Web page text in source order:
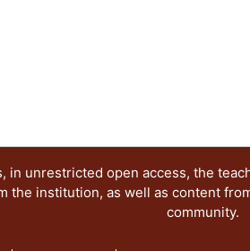
unrestricted open access, the
the institution, as well as content
community.